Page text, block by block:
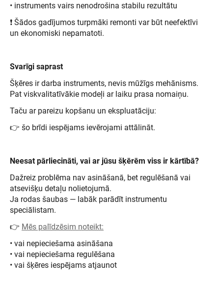
• instruments vairs nenodrošina stabilu rezultātu
❗ Šādos gadījumos turpmāki remonti var būt neefektīvi
un ekonomiski nepamatoti.
Svarīgi saprast
Šķēres ir darba instruments, nevis mūžīgs mehānisms.
Pat viskvalitatīvākie modeļi ar laiku prasa nomaiņu.
Taču ar pareizu kopšanu un ekspluatāciju:
👉 šo brīdi iespējams ievērojami attālināt.
Neesat pārliecināti, vai ar jūsu šķērēm viss ir kārtībā?
Dažreiz problēma nav asināšanā, bet regulēšanā vai
atsevišķu detaļu nolietojumā.
Ja rodas šaubas — labāk parādīt instrumentu
speciālistam.
👉 Mēs palīdzēsim noteikt:
• vai nepieciešama asināšana
• vai nepieciešama regulēšana
• vai šķēres iespējams atjaunot